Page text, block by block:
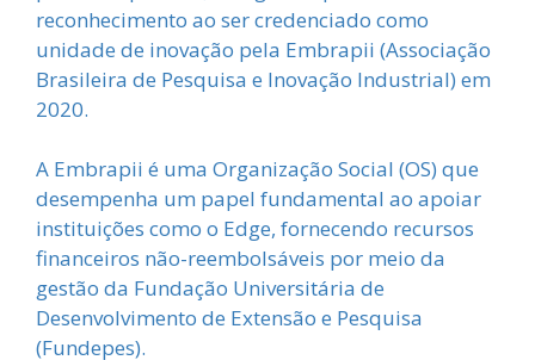
reconhecimento ao ser credenciado como
unidade de inovação pela Embrapii (Associação
Brasileira de Pesquisa e Inovação Industrial) em
2020.
A Embrapii é uma Organização Social (OS) que
desempenha um papel fundamental ao apoiar
instituições como o Edge, fornecendo recursos
financeiros não-reembolsáveis por meio da
gestão da Fundação Universitária de
Desenvolvimento de Extensão e Pesquisa
(Fundepes).